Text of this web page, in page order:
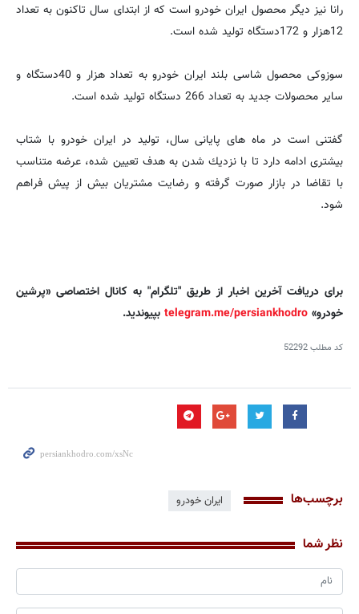
رانا نیز دیگر محصول ایران خودرو است كه از ابتدای سال تاكنون به تعداد
12هزار و 172دستگاه تولید شده است.
سوزوكی محصول شاسی بلند ایران خودرو به تعداد هزار و 40دستگاه و
سایر محصولات جدید به تعداد 266 دستگاه تولید شده است.
گفتنی است در ماه های پایانی سال، تولید در ایران خودرو با شتاب
بیشتری ادامه دارد تا با نزدیك شدن به هدف تعیین شده، عرضه متناسب
با تقاضا در بازار صورت گرفته و رضایت مشتریان بیش از پیش فراهم
شود.
برای دریافت آخرین اخبار از طریق "تلگرام" به کانال اختصاصی «پرشین
خودرو» telegram.me/persiankhodro بپیوندید.
کد مطلب52292
برچسب‌ها ایران خودرو
نظر شما